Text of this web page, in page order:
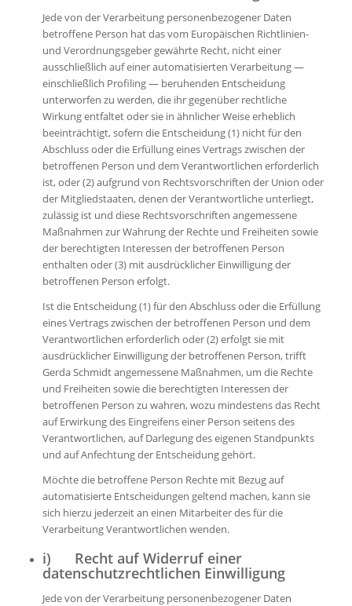
Jede von der Verarbeitung personenbezogener Daten
betroffene Person hat das vom Europäischen Richtlinien-
und Verordnungsgeber gewährte Recht, nicht einer
ausschließlich auf einer automatisierten Verarbeitung —
einschließlich Profiling — beruhenden Entscheidung
unterworfen zu werden, die ihr gegenüber rechtliche
Wirkung entfaltet oder sie in ähnlicher Weise erheblich
beeinträchtigt, sofern die Entscheidung (1) nicht für den
Abschluss oder die Erfüllung eines Vertrags zwischen der
betroffenen Person und dem Verantwortlichen erforderlich
ist, oder (2) aufgrund von Rechtsvorschriften der Union oder
der Mitgliedstaaten, denen der Verantwortliche unterliegt,
zulässig ist und diese Rechtsvorschriften angemessene
Maßnahmen zur Wahrung der Rechte und Freiheiten sowie
der berechtigten Interessen der betroffenen Person
enthalten oder (3) mit ausdrücklicher Einwilligung der
betroffenen Person erfolgt.
Ist die Entscheidung (1) für den Abschluss oder die Erfüllung
eines Vertrags zwischen der betroffenen Person und dem
Verantwortlichen erforderlich oder (2) erfolgt sie mit
ausdrücklicher Einwilligung der betroffenen Person, trifft
Gerda Schmidt angemessene Maßnahmen, um die Rechte
und Freiheiten sowie die berechtigten Interessen der
betroffenen Person zu wahren, wozu mindestens das Recht
auf Erwirkung des Eingreifens einer Person seitens des
Verantwortlichen, auf Darlegung des eigenen Standpunkts
und auf Anfechtung der Entscheidung gehört.
Möchte die betroffene Person Rechte mit Bezug auf
automatisierte Entscheidungen geltend machen, kann sie
sich hierzu jederzeit an einen Mitarbeiter des für die
Verarbeitung Verantwortlichen wenden.
i) Recht auf Widerruf einer
datenschutzrechtlichen Einwilligung
Jede von der Verarbeitung personenbezogener Daten